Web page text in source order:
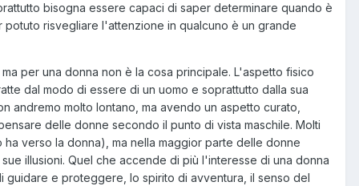
bisogna essere capaci di saper determinare quando è
risvegliare l'attenzione in qualcuno è un grande
per una donna non è la cosa principale. L'aspetto fisico
dal modo di essere di un uomo e soprattutto dalla sua
andremo molto lontano, ma avendo un aspetto curato,
delle donne secondo il punto di vista maschile. Molti
verso la donna), ma nella maggior parte delle donne
illusioni. Quel che accende di più l'interesse di una donna
guidare e proteggere, lo spirito di avventura, il senso del